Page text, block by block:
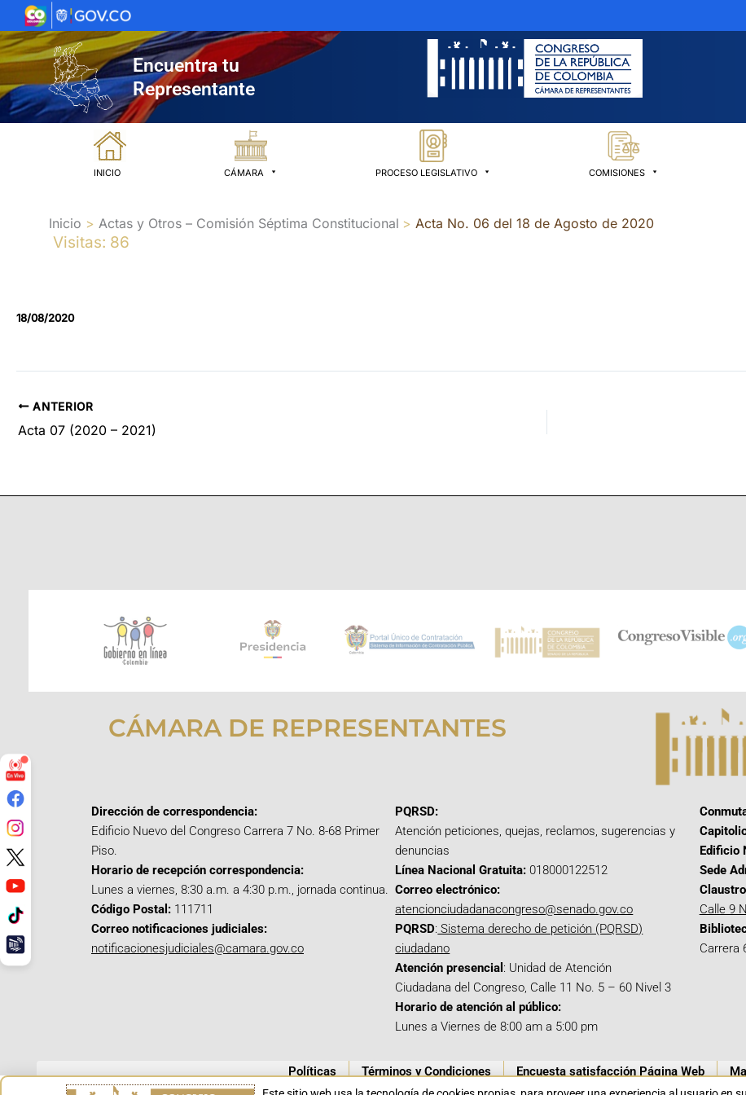
al
contenido
Encuentra tu
Representante
INICIO CÁMARA PROCESO LEGISLATIVO COMISIONES
Inicio Actas y Otros – Comisión Séptima Constitucional Acta No. 06 del 18 de Agosto de 2020
Visitas: 86
18/08/2020
ANTERIOR
Acta 07 (2020 – 2021)
CÁMARA DE REPRESENTANTES
Dirección de correspondencia:
Edificio Nuevo del Congreso Carrera 7 No. 8-68 Primer
Piso.
Horario de recepción correspondencia:
Lunes a viernes, 8:30 a.m. a 4:30 p.m., jornada continua.
Código Postal: 111711
Correo notificaciones judiciales:
notificacionesjudiciales@camara.gov.co
PQRSD:
Atención peticiones, quejas, reclamos, sugerencias y
denuncias
Línea Nacional Gratuita: 018000122512
Correo electrónico:
atencionciudadanacongreso@senado.gov.co
PQRSD: Sistema derecho de petición (PQRSD)
ciudadano
Atención presencial : Unidad de Atención
Ciudadana del Congreso, Calle 11 No. 5 – 60 Nivel 3
Horario de atención al público:
Lunes a Viernes de 8:00 am a 5:00 pm
Edificio
Sede
Calle 9
Carrera
Políticas Términos y Condiciones Encuesta satisfacción Página Web